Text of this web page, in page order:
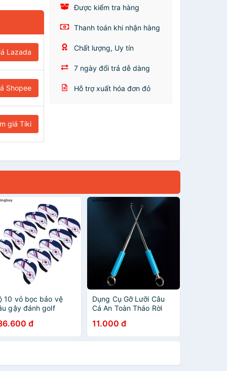
Lazada
Shopee
giá Tiki
Được kiểm tra hàng
Thanh toán khi nhận hàng
Chất lượng, Uy tín
7 ngày đổi trả dễ dàng
Hỗ trợ xuất hóa đơn đỏ
10 vỏ bọc bảo vệ
gậy đánh golf
su tổng hợp
đ
Dụng Cụ Gỡ Lưỡi Câu
Cá An Toàn Tháo Rời
Gỉ QDD
11.000 đ